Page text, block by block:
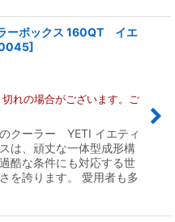
ーボックス 160QT イエ
]
れの場合がございます。ご
クーラー YETI イエティ
は、頑丈な一体型成形構
酷な条件にも対応する世
を誇ります。 愛用者も多